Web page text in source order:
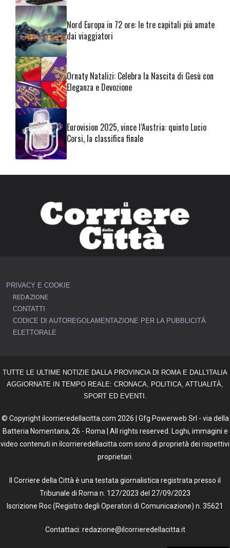
Nord Europa in 72 ore: le tre capitali più amate
dai viaggiatori
Ornaty Natalizi: Celebra la Nascita di Gesù con
Eleganza e Devozione
Eurovision 2025, vince l’Austria: quinto Lucio
Corsi, la classifica finale
PRIVACY E COOKIE
REDAZIONE
CONTATTI
CODICE DI AUTOREGOLAMENTAZIONE PER LA PUBBLICITÀ
ELETTORALE
TUTTE LE ULTIME NOTIZIE DALLA PROVINCIA DI ROMA E DALL'ITALIA
AGGIORNATE IN TEMPO REALE: CRONACA, POLITICA, ATTUALITÀ,
SPORT ED EVENTI.
© Copyright ilcorrieredellacitta.com 2026 | Gfg Powerweb Srl - via della
Batteria Nomentana, 26 - Roma | All rights reserved. Loghi, immagini e
video contenuti in ilcorrieredellacitta.com sono di proprietà dei rispettivi
proprietari.
Il Corriere della Città è una testata giornalistica registrata presso il
Tribunale di Roma n. 127/2023 del 27/09/2023
Iscrizione Roc (Registro degli Operatori di Comunicazione) n. 35621
Contattaci: redazione@ilcorrieredellacitta.it